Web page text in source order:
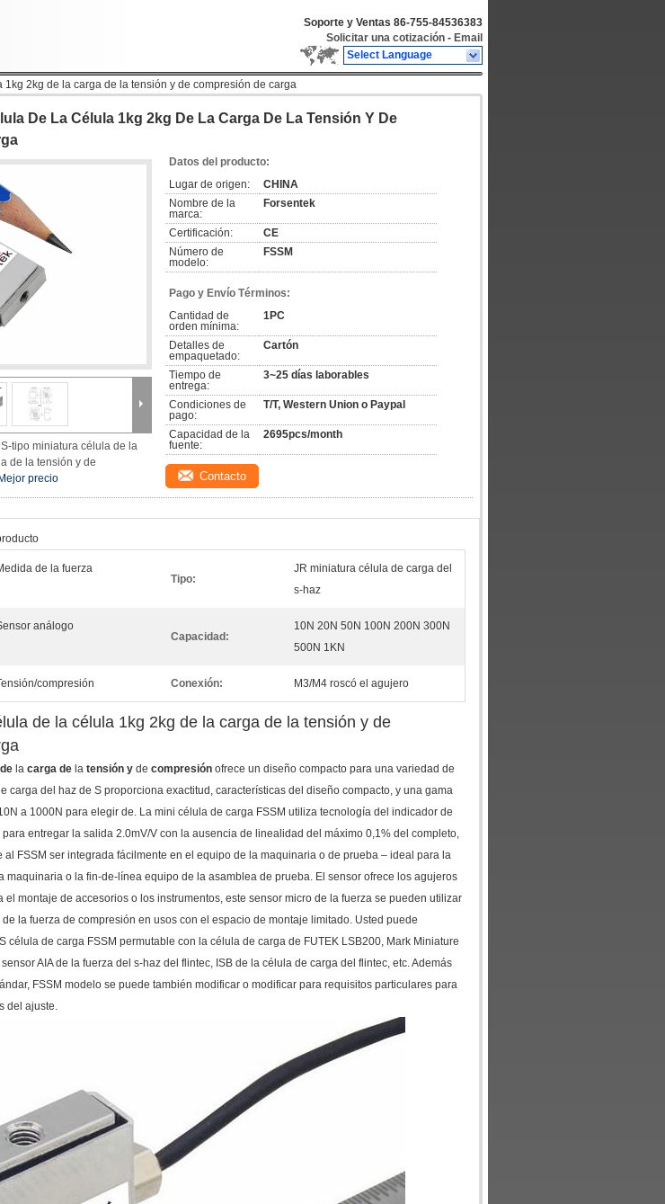
Soporte y Ventas 86-755-84536383
Solicitar una cotización - Email
Select Language
2kg de la carga de la tensión y de compresión de carga
De La Célula 1kg 2kg De La Carga De La Tensión Y De
S-tipo miniatura célula de la
de la tensión y de
Mejor precio
Datos del producto:
Lugar de origen:
CHINA
Nombre de la
marca:
Forsentek
Certificación:
CE
Número de
modelo:
FSSM
Pago y Envío Términos:
Cantidad de
orden mínima:
1PC
Detalles de
empaquetado:
Cartón
Tiempo de
entrega:
3~25 días laborables
Condiciones de
pago:
T/T, Western Union o Paypal
Capacidad de la
fuente:
2695pcs/month
Contacto
de la fuerza
Tipo:
JR miniatura célula de carga del
s-haz
análogo
Capacidad:
10N 20N 50N 100N 200N 300N
500N 1KN
compresión Conexión: M3/M4 roscó el agujero
de la célula 1kg 2kg de la carga de la tensión y de
de la carga de la tensión y de compresión ofrece un diseño compacto para una variedad de
carga del haz de S proporciona exactitud, características del diseño compacto, y una gama
a 1000N para elegir de. La mini célula de carga FSSM utiliza tecnología del indicador de
entregar la salida 2.0mV/V con la ausencia de linealidad del máximo 0,1% del completo,
al FSSM ser integrada fácilmente en el equipo de la maquinaria o de prueba – ideal para la
maquinaria o la fin-de-línea equipo de la asamblea de prueba. El sensor ofrece los agujeros
el montaje de accesorios o los instrumentos, este sensor micro de la fuerza se pueden utilizar
la fuerza de compresión en usos con el espacio de montaje limitado. Usted puede
célula de carga FSSM permutable con la célula de carga de FUTEK LSB200, Mark Miniature
AIA de la fuerza del s-haz del flintec, ISB de la célula de carga del flintec, etc. Además
FSSM modelo se puede también modificar o modificar para requisitos particulares para
del ajuste.